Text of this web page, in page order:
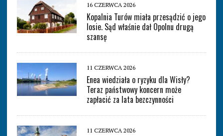
16 CZERWCA 2026
Kopalnia Turów miała przesądzić o jego
losie. Sąd właśnie dał Opolnu drugą
szansę
11 CZERWCA 2026
Enea wiedziała o ryzyku dla Wisły?
Teraz państwowy koncern może
zapłacić za lata bezczynności
11 CZERWCA 2026